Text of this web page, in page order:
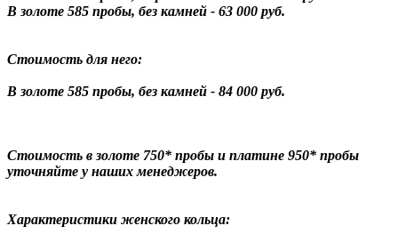
В золоте 585 пробы, без камней - 63 000 руб.
Стоимость для него:
В золоте 585 пробы, без камней - 84 000 руб.
Стоимость в золоте 750* пробы и платине 950* пробы
уточняйте у наших менеджеров.
Характеристики женского кольца: